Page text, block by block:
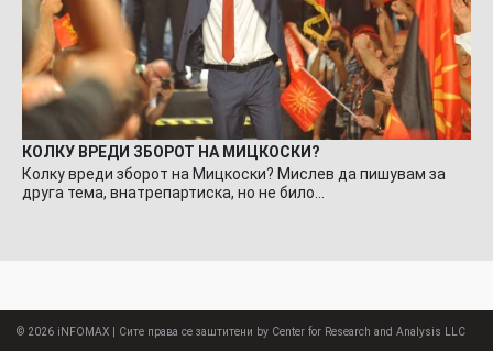
КОЛКУ ВРЕДИ ЗБОРОТ НА МИЦКОСКИ?
Колку вреди зборот на Мицкоски? Мислев да пишувам за
друга тема, внатрепартиска, но не било…
© 2026 iNFOMAX | Сите права се заштитени by Center for Research and Analysis LLC